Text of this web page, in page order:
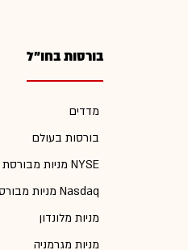
בורסות בחו"ל
מדדים
בורסות בעולם
מניות מבורסת NYSE
מניות מבורסת Nasdaq
מניות מלונדון
מניות מגרמניה